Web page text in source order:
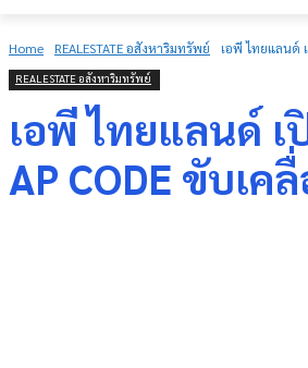
Home REALESTATE อสังหาริมทรัพย์ เอพี ไทยแลนด์
REALESTATE อสังหาริมทรัพย์
เอพี ไทยแลนด์ เ
AP CODE ขับเค